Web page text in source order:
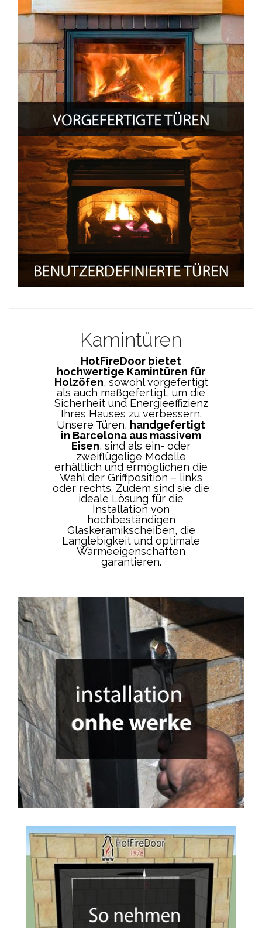
Kamintüren
HotFireDoor bietet
hochwertige Kamintüren für
Holzöfen, sowohl vorgefertigt
als auch maßgefertigt, um die
Sicherheit und Energieeffizienz
Ihres Hauses zu verbessern.
Unsere Türen, handgefertigt
in Barcelona aus massivem
Eisen, sind als ein- oder
zweiflügelige Modelle
erhältlich und ermöglichen die
Wahl der Griffposition – links
oder rechts. Zudem sind sie die
ideale Lösung für die
Installation von
hochbeständigen
Glaskeramikscheiben, die
Langlebigkeit und optimale
Wärmeeigenschaften
garantieren.